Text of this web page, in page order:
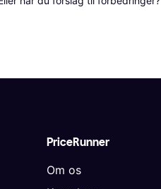
PriceRunner
Om os